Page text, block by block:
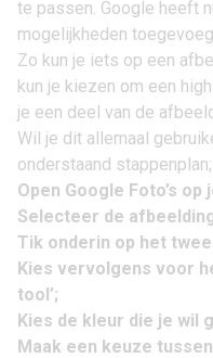
te passen. Google heeft
mogelijkheden
Zo kun je iets op een
kun je kiezen om een
je een deel van de
Wil je dit allemaal
onderstaand stappenplan;
Open Google Foto’s
Selecteer de
Tik onderin op het
Kies vervolgens voor
tool’;
Kies de kleur die je wil
Maak een keuze